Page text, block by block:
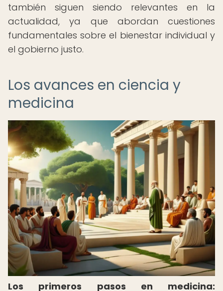
también siguen siendo relevantes en la
actualidad, ya que abordan cuestiones
fundamentales sobre el bienestar individual y
el gobierno justo.
Los avances en ciencia y
medicina
Los primeros pasos en medicina: